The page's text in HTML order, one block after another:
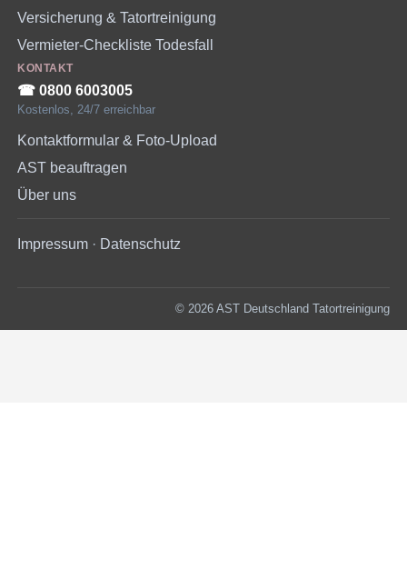
Versicherung & Tatortreinigung
Vermieter-Checkliste Todesfall
KONTAKT
☎︎ 0800 6003005
Kostenlos, 24/7 erreichbar
Kontaktformular & Foto-Upload
AST beauftragen
Über uns
Impressum · Datenschutz
© 2026 AST Deutschland Tatortreinigung